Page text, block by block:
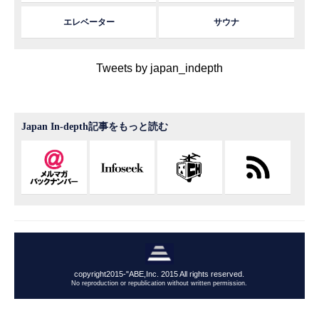
エレベーター サウナ
Tweets by japan_indepth
Japan In-depth記事をもっと読む
copyright2015-"ABE,Inc. 2015 All rights reserved.
No reproduction or republication without written permission.